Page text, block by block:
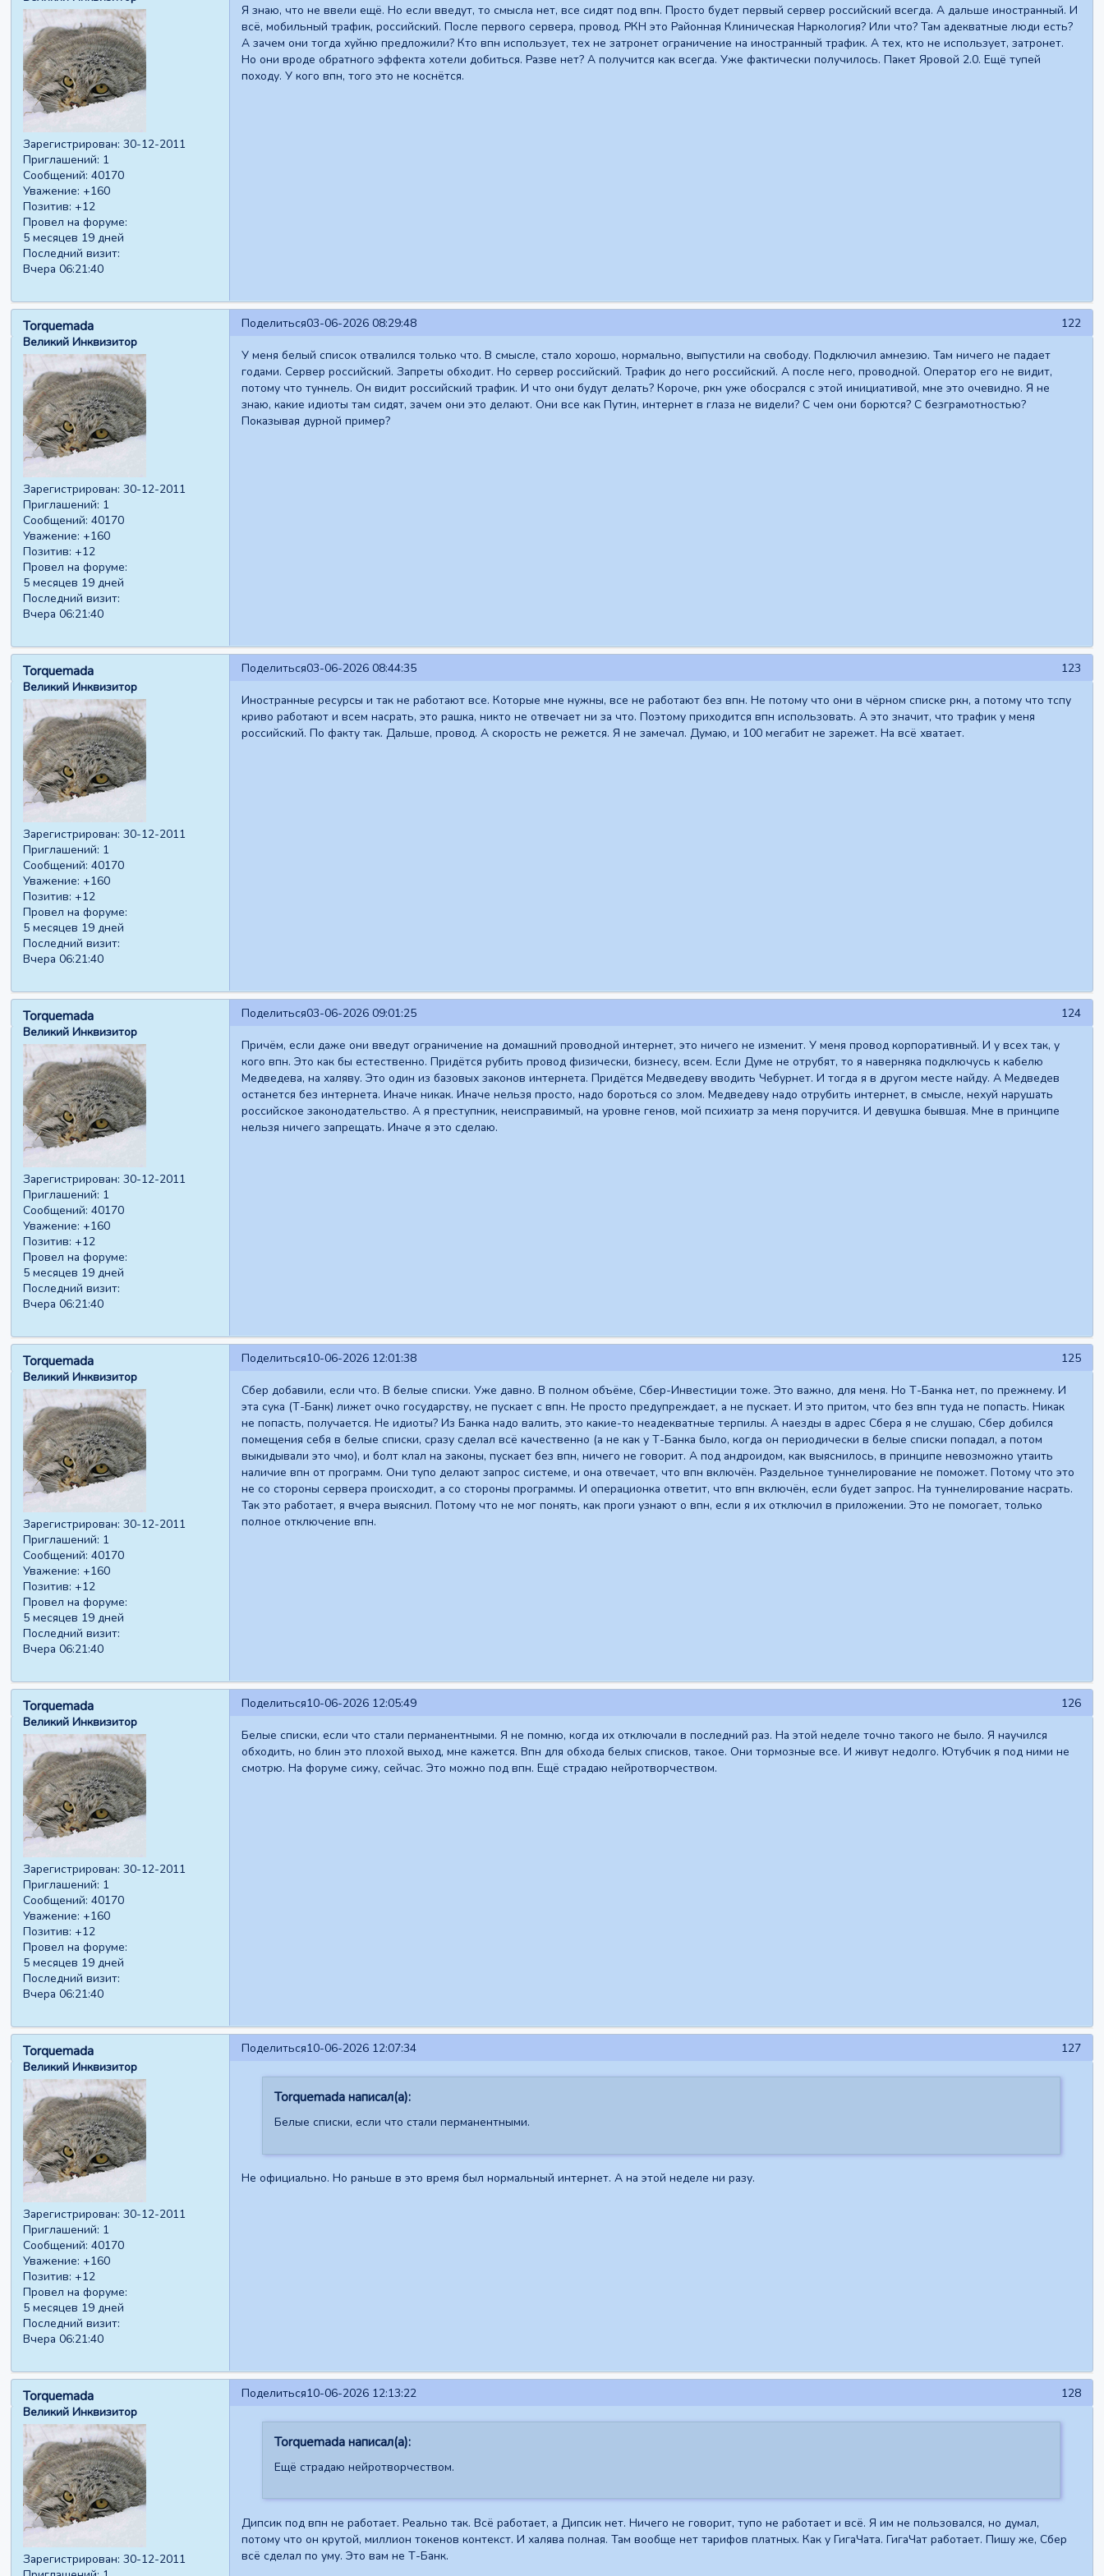
Зарегистрирован: 30-12-2011
Приглашений: 1
Сообщений: 40170
Уважение: +160
Позитив: +12
Провел на форуме:
5 месяцев 19 дней
Последний визит:
Вчера 06:21:40
Я знаю, что не ввели ещё. Но если введут, то смысла нет, все сидят под впн. Просто будет первый сервер российский всегда. А дальше иностранный. И
всё, мобильный трафик, российский. После первого сервера, провод. РКН это Районная Клиническая Наркология? Или что? Там адекватные люди есть?
А зачем они тогда хуйню предложили? Кто впн использует, тех не затронет ограничение на иностранный трафик. А тех, кто не использует, затронет.
Но они вроде обратного эффекта хотели добиться. Разве нет? А получится как всегда. Уже фактически получилось. Пакет Яровой 2.0. Ещё тупей
походу. У кого впн, того это не коснётся.
Поделиться 122
03-06-2026 08:29:48
Torquemada
Великий Инквизитор
Зарегистрирован: 30-12-2011
Приглашений: 1
Сообщений: 40170
Уважение: +160
Позитив: +12
Провел на форуме:
5 месяцев 19 дней
Последний визит:
Вчера 06:21:40
У меня белый список отвалился только что. В смысле, стало хорошо, нормально, выпустили на свободу. Подключил амнезию. Там ничего не падает
годами. Сервер российский. Запреты обходит. Но сервер российский. Трафик до него российский. А после него, проводной. Оператор его не видит,
потому что туннель. Он видит российский трафик. И что они будут делать? Короче, ркн уже обосрался с этой инициативой, мне это очевидно. Я не
знаю, какие идиоты там сидят, зачем они это делают. Они все как Путин, интернет в глаза не видели? С чем они борются? С безграмотностью?
Показывая дурной пример?
Поделиться 123
03-06-2026 08:44:35
Torquemada
Великий Инквизитор
Зарегистрирован: 30-12-2011
Приглашений: 1
Сообщений: 40170
Уважение: +160
Позитив: +12
Провел на форуме:
5 месяцев 19 дней
Последний визит:
Вчера 06:21:40
Иностранные ресурсы и так не работают все. Которые мне нужны, все не работают без впн. Не потому что они в чёрном списке ркн, а потому что тспу
криво работают и всем насрать, это рашка, никто не отвечает ни за что. Поэтому приходится впн использовать. А это значит, что трафик у меня
российский. По факту так. Дальше, провод. А скорость не режется. Я не замечал. Думаю, и 100 мегабит не зарежет. На всё хватает.
Поделиться 124
03-06-2026 09:01:25
Torquemada
Великий Инквизитор
Зарегистрирован: 30-12-2011
Приглашений: 1
Сообщений: 40170
Уважение: +160
Позитив: +12
Провел на форуме:
5 месяцев 19 дней
Последний визит:
Вчера 06:21:40
Причём, если даже они введут ограничение на домашний проводной интернет, это ничего не изменит. У меня провод корпоративный. И у всех так, у
кого впн. Это как бы естественно. Придётся рубить провод физически, бизнесу, всем. Если Думе не отрубят, то я наверняка подключусь к кабелю
Медведева, на халяву. Это один из базовых законов интернета. Придётся Медведеву вводить Чебурнет. И тогда я в другом месте найду. А Медведев
останется без интернета. Иначе никак. Иначе нельзя просто, надо бороться со злом. Медведеву надо отрубить интернет, в смысле, нехуй нарушать
российское законодательство. А я преступник, неисправимый, на уровне генов, мой психиатр за меня поручится. И девушка бывшая. Мне в принципе
нельзя ничего запрещать. Иначе я это сделаю.
Поделиться 125
10-06-2026 12:01:38
Torquemada
Великий Инквизитор
Зарегистрирован: 30-12-2011
Приглашений: 1
Сообщений: 40170
Уважение: +160
Позитив: +12
Провел на форуме:
5 месяцев 19 дней
Последний визит:
Вчера 06:21:40
Сбер добавили, если что. В белые списки. Уже давно. В полном объёме, Сбер-Инвестиции тоже. Это важно, для меня. Но Т-Банка нет, по прежнему. И
эта сука (Т-Банк) лижет очко государству, не пускает с впн. Не просто предупреждает, а не пускает. И это притом, что без впн туда не попасть. Никак
не попасть, получается. Не идиоты? Из Банка надо валить, это какие-то неадекватные терпилы. А наезды в адрес Сбера я не слушаю, Сбер добился
помещения себя в белые списки, сразу сделал всё качественно (а не как у Т-Банка было, когда он периодически в белые списки попадал, а потом
выкидывали это чмо), и болт клал на законы, пускает без впн, ничего не говорит. А под андроидом, как выяснилось, в принципе невозможно утаить
наличие впн от программ. Они тупо делают запрос системе, и она отвечает, что впн включён. Раздельное туннелирование не поможет. Потому что это
не со стороны сервера происходит, а со стороны программы. И операционка ответит, что впн включён, если будет запрос. На туннелирование насрать.
Так это работает, я вчера выяснил. Потому что не мог понять, как проги узнают о впн, если я их отключил в приложении. Это не помогает, только
полное отключение впн.
Поделиться 126
10-06-2026 12:05:49
Torquemada
Великий Инквизитор
Зарегистрирован: 30-12-2011
Приглашений: 1
Сообщений: 40170
Уважение: +160
Позитив: +12
Провел на форуме:
5 месяцев 19 дней
Последний визит:
Вчера 06:21:40
Белые списки, если что стали перманентными. Я не помню, когда их отключали в последний раз. На этой неделе точно такого не было. Я научился
обходить, но блин это плохой выход, мне кажется. Впн для обхода белых списков, такое. Они тормозные все. И живут недолго. Ютубчик я под ними не
смотрю. На форуме сижу, сейчас. Это можно под впн. Ещё страдаю нейротворчеством.
Поделиться 127
10-06-2026 12:07:34
Torquemada
Великий Инквизитор
Зарегистрирован: 30-12-2011
Приглашений: 1
Сообщений: 40170
Уважение: +160
Позитив: +12
Провел на форуме:
5 месяцев 19 дней
Последний визит:
Вчера 06:21:40
Torquemada написал(а):
Белые списки, если что стали перманентными.
Не официально. Но раньше в это время был нормальный интернет. А на этой неделе ни разу.
Поделиться 128
10-06-2026 12:13:22
Torquemada
Великий Инквизитор
Зарегистрирован: 30-12-2011
Torquemada написал(а):
Ещё страдаю нейротворчеством.
Дипсик под впн не работает. Реально так. Всё работает, а Дипсик нет. Ничего не говорит, тупо не работает и всё. Я им не пользовался, но думал,
потому что он крутой, миллион токенов контекст. И халява полная. Там вообще нет тарифов платных. Как у ГигаЧата. ГигаЧат работает. Пишу же, Сбер
всё сделал по уму. Это вам не Т-Банк.